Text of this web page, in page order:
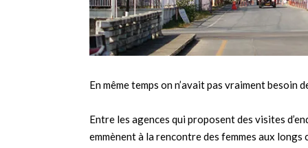
En même temps on n’avait pas vraiment besoin
Entre les agences qui proposent des visites
emmènent à la rencontre des femmes aux